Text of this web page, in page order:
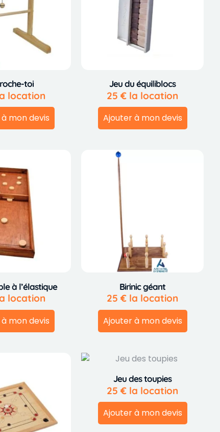
toi
location
mon devis
Jeu du équiliblocs
25 € la location
Ajouter à mon devis
à l’élastique
location
mon devis
Birinic géant
25 € la location
Ajouter à mon devis
Jeu des toupies
25 € la location
Ajouter à mon devis